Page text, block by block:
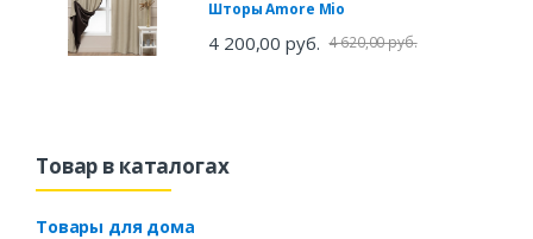
Шторы Amore Mio
4 200,00 руб. 4 620,00 руб.
Товар в каталогах
Товары для дома